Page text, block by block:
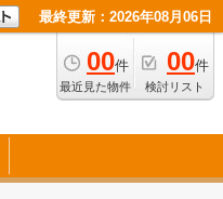
最終更新：2026年08月06日
00件
最近見た物件
00件
検討リスト